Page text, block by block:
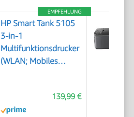
EMPFEHLUNG
HP Smart Tank 5105
3-in-1
Multifunktionsdrucker
(WLAN; Mobiles
Jahre Garantie,
großer Tintentank,
139,99 €